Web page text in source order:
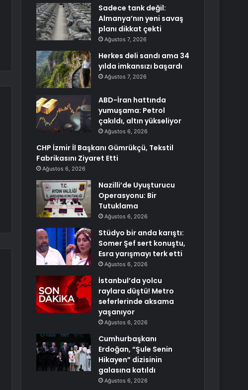
Sadece tank değil:
Almanya’nın yeni savaş
planı dikkat çekti
Ağustos 7, 2026
Herkes deli sandı ama 34
yılda imkansızı başardı
Ağustos 7, 2026
ABD-İran hattında
yumuşama: Petrol
çakıldı, altın yükseliyor
Ağustos 6, 2026
CHP İzmir İl Başkanı Gümrükçü, Tekstil
Fabrikasını Ziyaret Etti
Ağustos 6, 2026
Nazilli’de Uyuşturucu
Operasyonu: Bir
Tutuklama
Ağustos 6, 2026
Stüdyo bir anda karıştı:
Somer Şef sert konuştu,
Esra yarışmayı terk etti
Ağustos 6, 2026
İstanbul’da yolcu
raylara düştü! Metro
seferlerinde aksama
yaşanıyor
Ağustos 6, 2026
Cumhurbaşkanı
Erdoğan, “Şule Senin
Hikayen” dizisinin
galasına katıldı
Ağustos 6, 2026